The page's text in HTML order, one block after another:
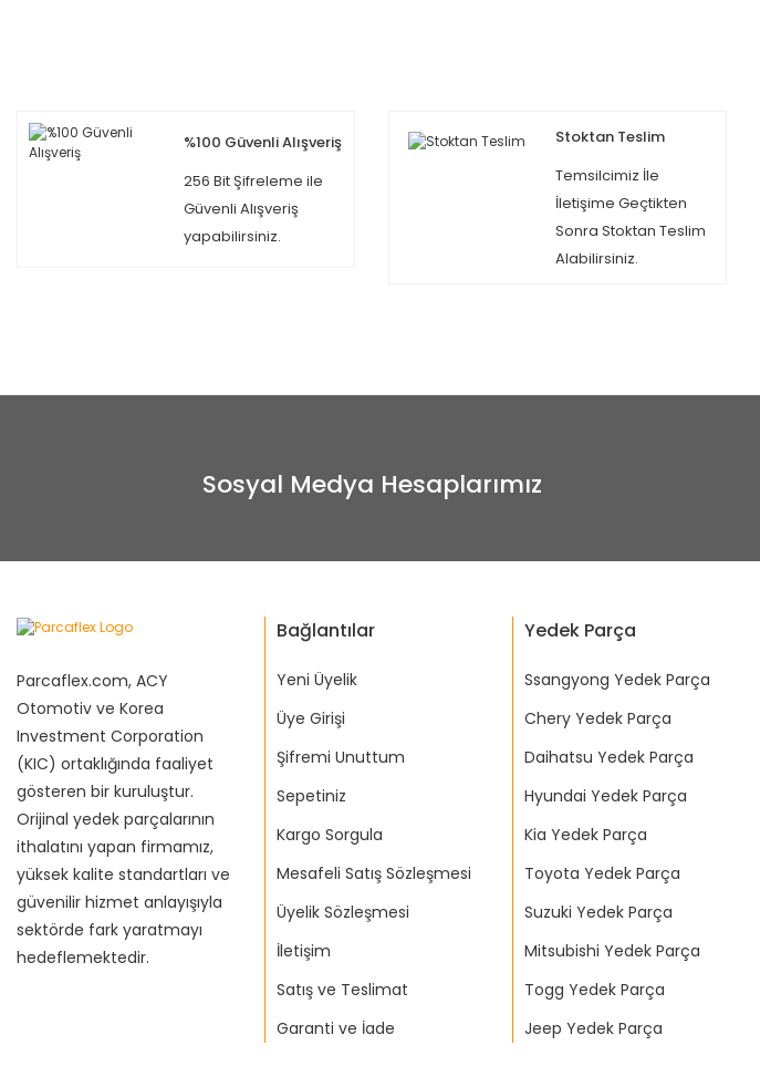
%100 Güvenli Alışveriş
256 Bit Şifreleme ile
Güvenli Alışveriş
yapabilirsiniz.
Stoktan Teslim
Temsilcimiz İle
İletişime Geçtikten
Sonra Stoktan Teslim
Alabilirsiniz.
Sosyal Medya Hesaplarımız
Parcaflex.com, ACY
Otomotiv ve Korea
Investment Corporation
(KIC) ortaklığında faaliyet
gösteren bir kuruluştur.
Orijinal yedek parçalarının
ithalatını yapan firmamız,
yüksek kalite standartları ve
güvenilir hizmet anlayışıyla
sektörde fark yaratmayı
hedeflemektedir.
Bağlantılar
Yeni Üyelik
Üye Girişi
Şifremi Unuttum
Sepetiniz
Kargo Sorgula
Mesafeli Satış Sözleşmesi
Üyelik Sözleşmesi
İletişim
Satış ve Teslimat
Garanti ve İade
Yedek Parça
Ssangyong Yedek Parça
Chery Yedek Parça
Daihatsu Yedek Parça
Hyundai Yedek Parça
Kia Yedek Parça
Toyota Yedek Parça
Suzuki Yedek Parça
Mitsubishi Yedek Parça
Togg Yedek Parça
Jeep Yedek Parça